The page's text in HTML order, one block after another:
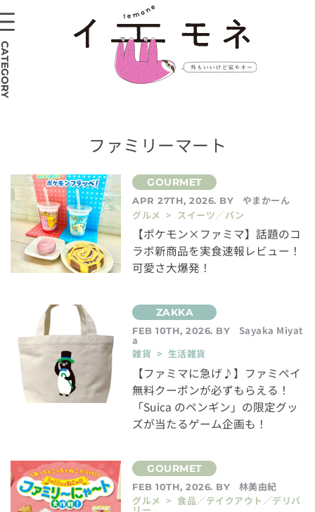
ファミリーマート
APR 27TH, 2026. BY
やまかーん
グルメ > スイーツ／パン
【ポケモン×ファミマ】話題のコ
ラボ新商品を実食速報レビュー！
可愛さ大爆発！
FEB 10TH, 2026. BY Sayaka Miyat
a
雑貨 > 生活雑貨
【ファミマに急げ♪】ファミペイ
無料クーポンが必ずもらえる！
「Suica のペンギン」の限定グッ
ズが当たるゲーム企画も！
FEB 10TH, 2026. BY
林美由紀
グルメ > 食品／テイクアウト／デリバ